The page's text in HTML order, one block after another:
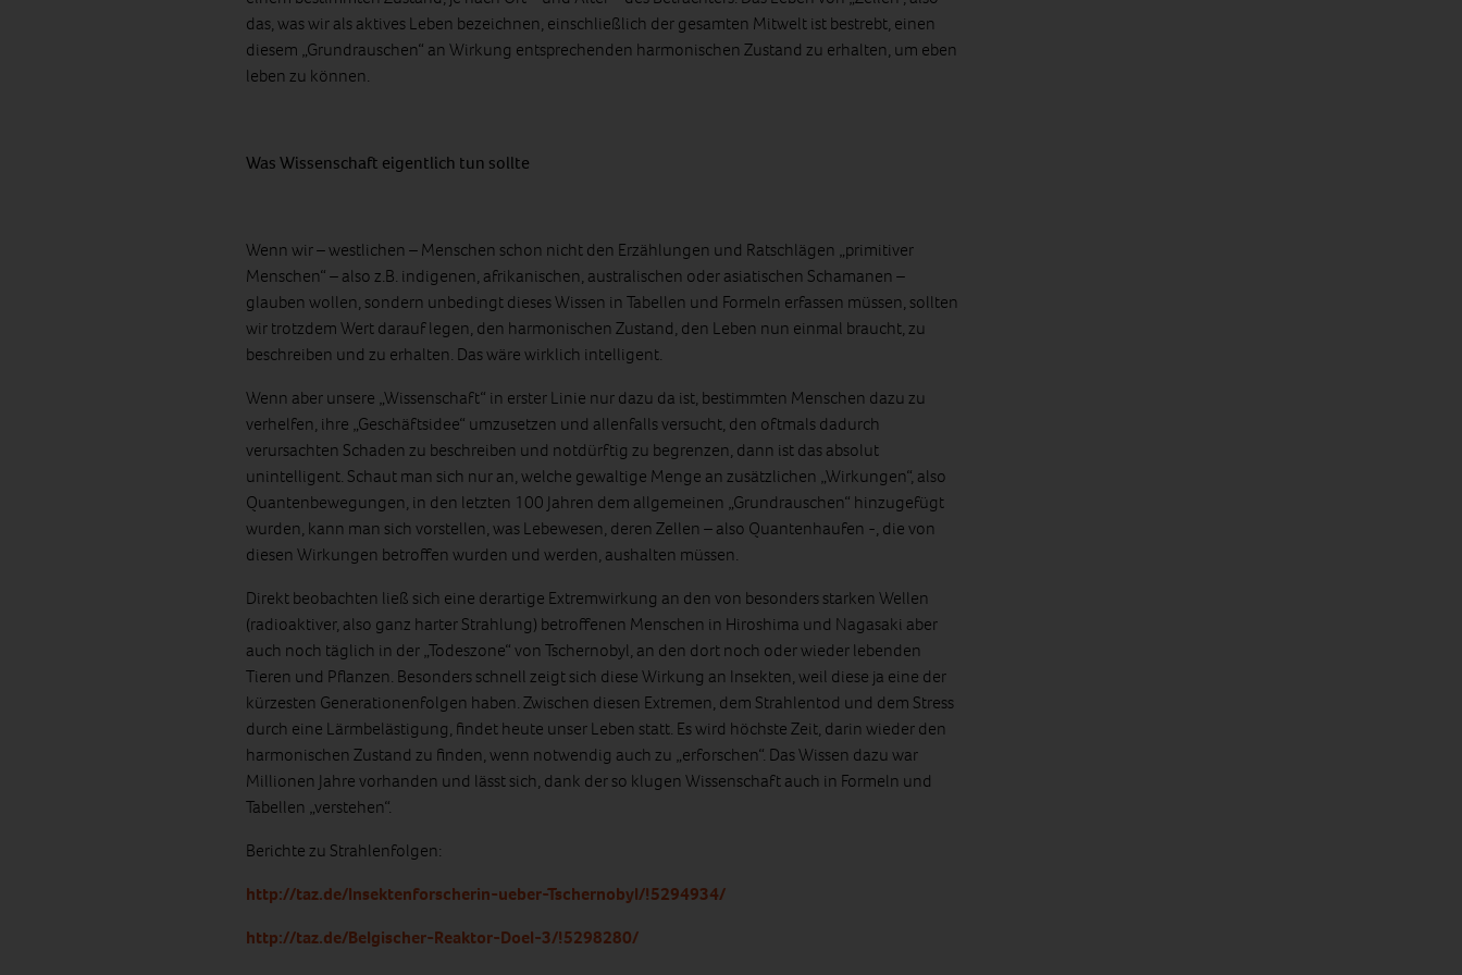
das, was wir als aktives Leben bezeichnen, einschließlich der gesamten Mitwelt ist bestrebt, einen
diesem „Grundrauschen“ an Wirkung entsprechenden harmonischen Zustand zu erhalten, um eben
leben zu können.
Was Wissenschaft eigentlich tun sollte
Wenn wir – westlichen – Menschen schon nicht den Erzählungen und Ratschlägen „primitiver
Menschen“ – also z.B. indigenen, afrikanischen, australischen oder asiatischen Schamanen –
glauben wollen, sondern unbedingt dieses Wissen in Tabellen und Formeln erfassen müssen, sollten
wir trotzdem Wert darauf legen, den harmonischen Zustand, den Leben nun einmal braucht, zu
beschreiben und zu erhalten. Das wäre wirklich intelligent.
Wenn aber unsere „Wissenschaft“ in erster Linie nur dazu da ist, bestimmten Menschen dazu zu
verhelfen, ihre „Geschäftsidee“ umzusetzen und allenfalls versucht, den oftmals dadurch
verursachten Schaden zu beschreiben und notdürftig zu begrenzen, dann ist das absolut
unintelligent. Schaut man sich nur an, welche gewaltige Menge an zusätzlichen „Wirkungen“, also
Quantenbewegungen, in den letzten 100 Jahren dem allgemeinen „Grundrauschen“ hinzugefügt
wurden, kann man sich vorstellen, was Lebewesen, deren Zellen – also Quantenhaufen -, die von
diesen Wirkungen betroffen wurden und werden, aushalten müssen.
Direkt beobachten ließ sich eine derartige Extremwirkung an den von besonders starken Wellen
(radioaktiver, also ganz harter Strahlung) betroffenen Menschen in Hiroshima und Nagasaki aber
auch noch täglich in der „Todeszone“ von Tschernobyl, an den dort noch oder wieder lebenden
Tieren und Pflanzen. Besonders schnell zeigt sich diese Wirkung an Insekten, weil diese ja eine der
kürzesten Generationenfolgen haben. Zwischen diesen Extremen, dem Strahlentod und dem Stress
durch eine Lärmbelästigung, findet heute unser Leben statt. Es wird höchste Zeit, darin wieder den
harmonischen Zustand zu finden, wenn notwendig auch zu „erforschen“. Das Wissen dazu war
Millionen Jahre vorhanden und lässt sich, dank der so klugen Wissenschaft auch in Formeln und
Tabellen „verstehen“.
Berichte zu Strahlenfolgen:
http://taz.de/Insektenforscherin-ueber-Tschernobyl/!5294934/
http://taz.de/Belgischer-Reaktor-Doel-3/!5298280/